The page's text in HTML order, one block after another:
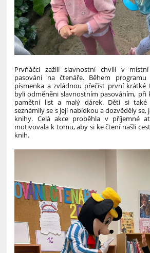
Prvňáčci zažili slavnostní chvíli v
pasováni na čtenáře. Během
písmenka a zvládnou přečíst první krátké
byli odměněni slavnostním pasováním, při
pamětní list a malý dárek. Děti si také
seznámily se s její nabídkou a dozvěděly
knihy. Celá akce proběhla v příjemné
motivovala k tomu, aby si ke čtení našli
knih.